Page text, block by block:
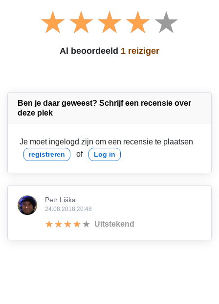
Al beoordeeld 1 reiziger
Ben je daar geweest? Schrijf een recensie over
deze plek
Je moet ingelogd zijn om een recensie te plaatsen
registreren of Log in
Petr Liška
24.08.2018 20:48
Uitstekend